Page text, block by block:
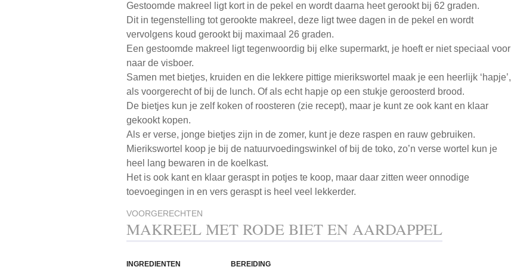
Gestoomde makreel ligt kort in de pekel en wordt daarna heet gerookt bij 62 graden.
Dit in tegenstelling tot gerookte makreel, deze ligt twee dagen in de pekel en wordt
vervolgens koud gerookt bij maximaal 26 graden.
Een gestoomde makreel ligt tegenwoordig bij elke supermarkt, je hoeft er niet speciaal voor
naar de visboer.
Samen met bietjes, kruiden en die lekkere pittige mierikswortel maak je een heerlijk ‘hapje’,
als voorgerecht of bij de lunch. Of als echt hapje op een stukje geroosterd brood.
De bietjes kun je zelf koken of roosteren (zie recept), maar je kunt ze ook kant en klaar
gekookt kopen.
Als er verse, jonge bietjes zijn in de zomer, kunt je deze raspen en rauw gebruiken.
Mierikswortel koop je bij de natuurvoedingswinkel of bij de toko, zo’n verse wortel kun je
heel lang bewaren in de koelkast.
Het is ook kant en klaar geraspt in potjes te koop, maar daar zitten weer onnodige
toevoegingen in en vers geraspt is heel veel lekkerder.
VOORGERECHTEN
MAKREEL MET RODE BIET EN AARDAPPEL
INGREDIENTEN
BEREIDING